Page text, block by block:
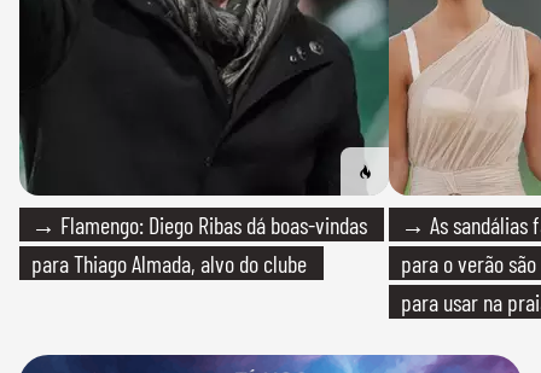
→ Flamengo: Diego Ribas dá boas-vindas
para Thiago Almada, alvo do clube
→ As sandálias
para o verão
para usar na